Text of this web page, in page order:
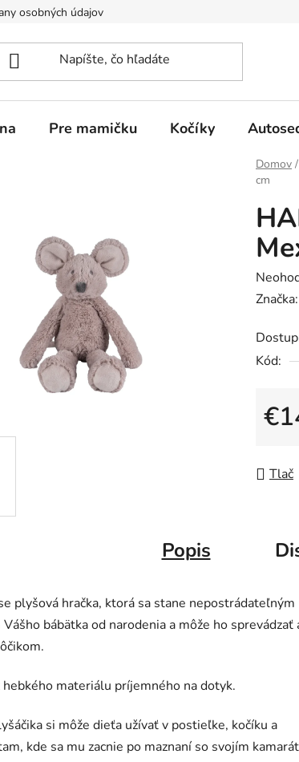
osobných údajov
Pre mamičku Kočíky
Domov /
cm
je
0,0
Značka:
Kód:
Tlač
Popis
plyšová hračka, ktorá sa stane nepostrádateľným
bábätka od narodenia a môže ho sprevádzať
hebkého materiálu príjemného na dotyk.
si môže dieťa užívať v postieľke, kočíku a
kde sa mu zacnie po maznaní so svojím